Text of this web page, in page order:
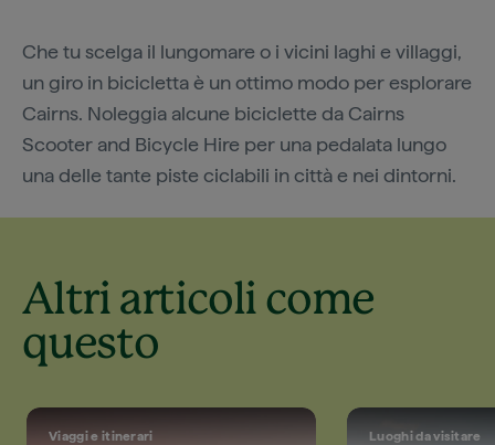
Che tu scelga il lungomare o i vicini laghi e villaggi,
un giro in bicicletta è un ottimo modo per esplorare
Cairns. Noleggia alcune biciclette da Cairns
Scooter and Bicycle Hire per una pedalata lungo
una delle tante piste ciclabili in città e nei dintorni.
Altri articoli come
questo
Viaggi e itinerari Luoghi da visitare